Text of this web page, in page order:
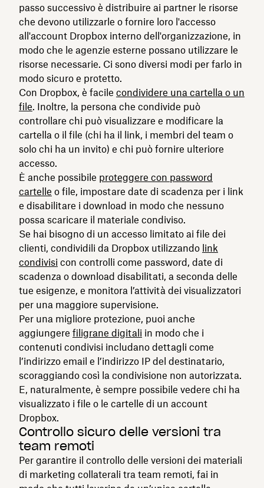
passo successivo è distribuire ai partner le risorse
che devono utilizzarle o fornire loro l'accesso
all'account Dropbox interno dell'organizzazione, in
modo che le agenzie esterne possano utilizzare le
risorse necessarie. Ci sono diversi modi per farlo in
modo sicuro e protetto.
Con Dropbox, è facile condividere una cartella o un
file. Inoltre, la persona che condivide può
controllare chi può visualizzare e modificare la
cartella o il file (chi ha il link, i membri del team o
solo chi ha un invito) e chi può fornire ulteriore
accesso.
È anche possibile proteggere con password
cartelle o file, impostare date di scadenza per i link
e disabilitare i download in modo che nessuno
possa scaricare il materiale condiviso.
Se hai bisogno di un accesso limitato ai file dei
clienti, condividili da Dropbox utilizzando link
condivisi con controlli come password, date di
scadenza o download disabilitati, a seconda delle
tue esigenze, e monitora l’attività dei visualizzatori
per una maggiore supervisione.
Per una migliore protezione, puoi anche
aggiungere filigrane digitali in modo che i
contenuti condivisi includano dettagli come
l’indirizzo email e l’indirizzo IP del destinatario,
scoraggiando così la condivisione non autorizzata.
E, naturalmente, è sempre possibile vedere chi ha
visualizzato i file o le cartelle di un account
Dropbox.
Controllo sicuro delle versioni tra
team remoti
Per garantire il controllo delle versioni dei materiali
di marketing collaterali tra team remoti, fai in